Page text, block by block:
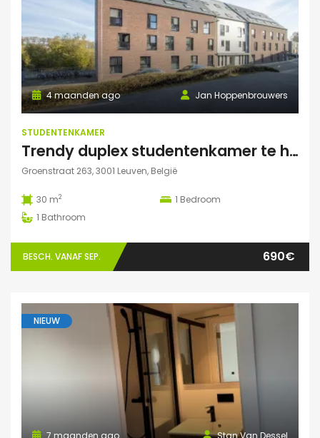
Jan Hoppenbrouwers
4 maanden ago
STUDENTENKAMER
Trendy duplex studentenkamer te huur met grote zonnige tuin, grote polyvalente ruimte (chillen, spelletjes…) en fietsenberging
Groenstraat 263, 3001 Leuven, België
30 m2 1 Bedroom
1 Bathroom
BESCH. VANAF SEP. 690€
NIEUW